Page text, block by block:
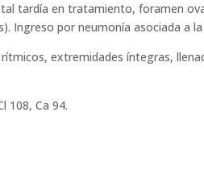
tardía en tratamiento, foramen
Ingreso por neumonía asociada a
extremidades íntegras,
108, Ca 94.